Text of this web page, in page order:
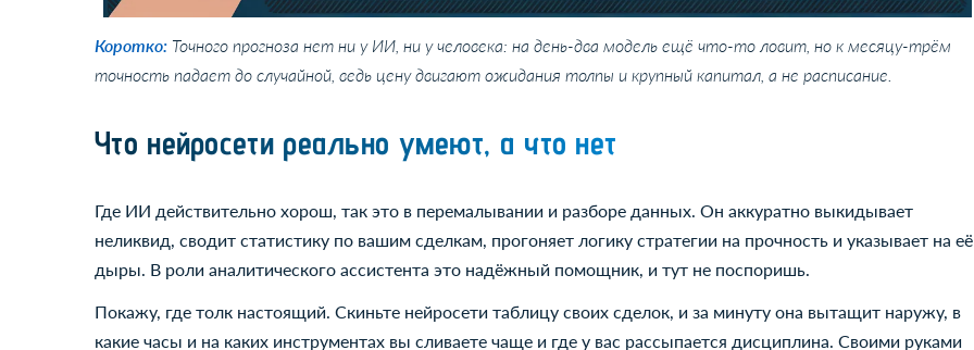
Коротко: Точного прогноза нет ни у ИИ, ни у человека: на день-два модель ещё что-то ловит, но к месяцу-трём
точность падает до случайной, ведь цену двигают ожидания толпы и крупный капитал, а не расписание.
Что нейросети реально умеют, а что нет
Где ИИ действительно хорош, так это в перемалывании и разборе данных. Он аккуратно выкидывает
неликвид, сводит статистику по вашим сделкам, прогоняет логику стратегии на прочность и указывает на её
дыры. В роли аналитического ассистента это надёжный помощник, и тут не поспоришь.
Покажу, где толк настоящий. Скиньте нейросети таблицу своих сделок, и за минуту она вытащит наружу, в
какие часы и на каких инструментах вы сливаете чаще и где у вас рассыпается дисциплина. Своими руками